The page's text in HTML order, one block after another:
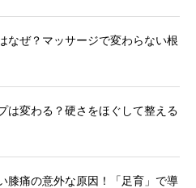
なぜ？マッサージで変わらない根
は変わる？硬さをほぐして整える
膝痛の意外な原因！「足育」で導